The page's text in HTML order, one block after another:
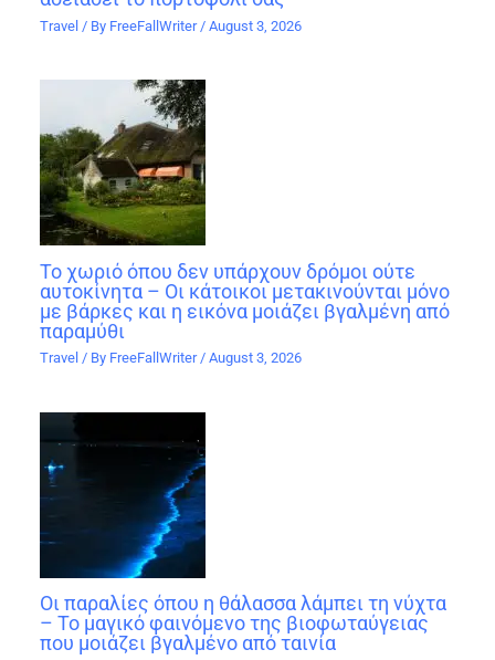
Travel / By FreeFallWriter /August 3, 2026
Το χωριό όπου δεν υπάρχουν δρόμοι ούτε
αυτοκίνητα – Οι κάτοικοι μετακινούνται μόνο
με βάρκες και η εικόνα μοιάζει βγαλμένη από
παραμύθι
Travel / By FreeFallWriter/August 3, 2026
Οι παραλίες όπου η θάλασσα λάμπει τη νύχτα
– Το μαγικό φαινόμενο της βιοφωταύγειας
που μοιάζει βγαλμένο από ταινία